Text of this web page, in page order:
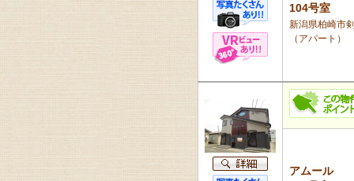
104号室
新潟県柏崎市
（アパート）
アムール